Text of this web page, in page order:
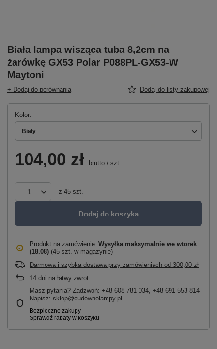
Biała lampa wisząca tuba 8,2cm na
żarówkę GX53 Polar P088PL-GX53-W
Maytoni
+ Dodaj do porównania Dodaj do listy zakupowej
Kolor
Biały
104,00 zł brutto / szt.
z 45 szt.
Dodaj do koszyka
Produkt na zamówienie Wysyłka maksymalnie we wtorek
(18.08) (45 szt. w magazynie)
Darmowa i szybka dostawa przy zamówieniach od 300,00 zł
14 dni na łatwy zwrot
Masz pytania? Zadzwoń: +48 608 781 034, +48 691 553 814
Napisz: sklep@cudownelampy.pl